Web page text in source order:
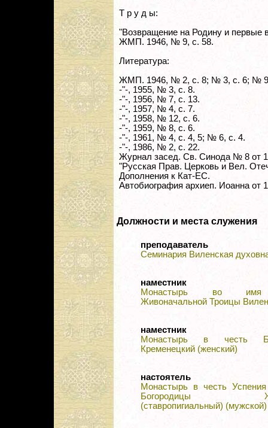
Т р у д ы:
"Возвращение на Родину и первые
ЖМП. 1946, № 9, с. 58.
Литература:
ЖМП. 1946, № 2, с. 8; № 3, с. 6; №
-"-, 1955, № 3, с. 8.
-"-, 1956, № 7, с. 13.
-"-, 1957, № 4, с. 7.
-"-, 1958, № 12, с. 6.
-"-, 1959, № 8, с. 6.
-"-, 1961, № 4, с. 4, 5; № 6, с. 4.
-"-, 1986, № 2, с. 22.
Журнал засед. Св. Синода № 8 от
"Русская Прав. Церковь и Вел.
Дополнения к Кат-ЕС.
Автобиография архиеп. Иоанна от
Должности и места служения
преподаватель
Семинария Виленская
наместник
Монастырь во имя
Живоначальной Троицы
наместник
Монастырь в честь
Кременецкий (женский)
настоятель
Монастырь в честь
Богородицы
(ставропигиальный) (мужской)